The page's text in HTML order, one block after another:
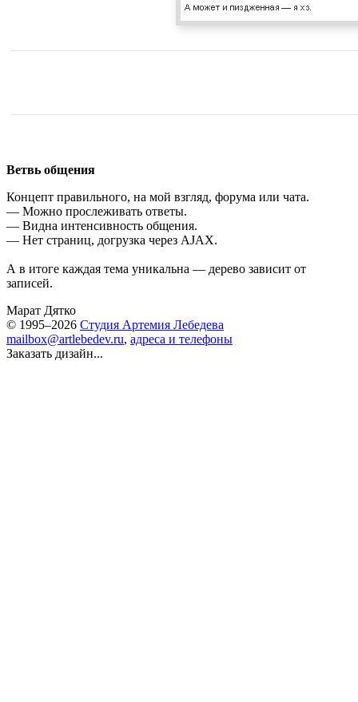
Ветвь общения
Концепт правильного, на мой взгляд, форума или чата.
— Можно прослеживать ответы.
— Видна интенсивность общения.
— Нет страниц, догрузка через AJAX.
А в итоге каждая тема уникальна — дерево зависит от
записей.
Марат Дятко
© 1995–2026 Студия Артемия Лебедева
mailbox@artlebedev.ru, адреса и телефоны
Заказать дизайн...